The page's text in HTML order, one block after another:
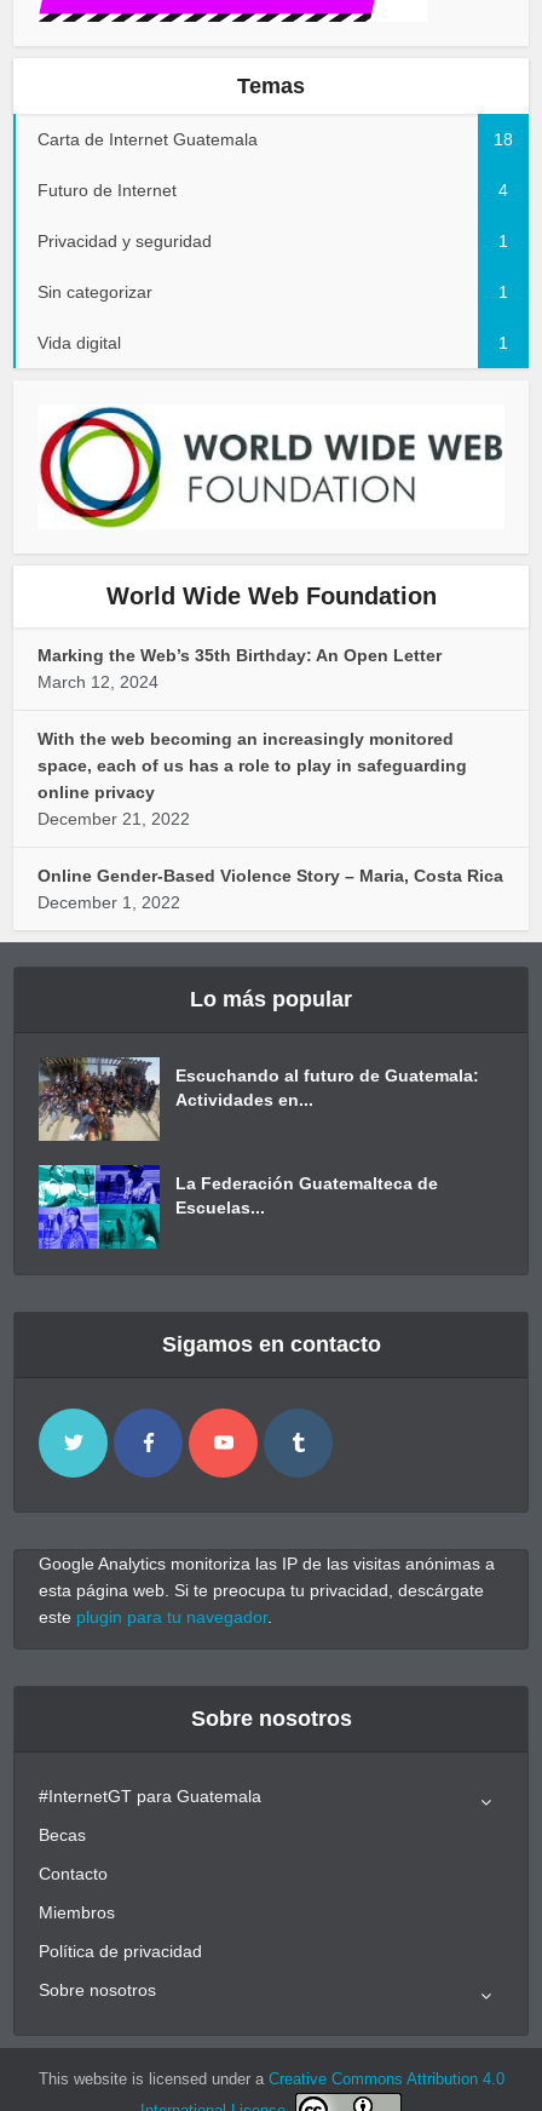
Temas
Carta de Internet Guatemala 18
Futuro de Internet 4
Privacidad y seguridad 1
Sin categorizar 1
Vida digital 1
World Wide Web Foundation
Marking the Web’s 35th Birthday: An Open Letter
March 12, 2024
With the web becoming an increasingly monitored
space, each of us has a role to play in safeguarding
online privacy
December 21, 2022
Online Gender-Based Violence Story – Maria, Costa Rica
December 1, 2022
Lo más popular
Escuchando al futuro de Guatemala:
Actividades en...
La Federación Guatemalteca de
Escuelas...
Sigamos en contacto
Google Analytics monitoriza las IP de las visitas anónimas a
esta página web. Si te preocupa tu privacidad, descárgate
este plugin para tu navegador.
Sobre nosotros
#InternetGT para Guatemala
Becas
Contacto
Miembros
Política de privacidad
Sobre nosotros
This website is licensed under a Creative Commons Attribution 4.0